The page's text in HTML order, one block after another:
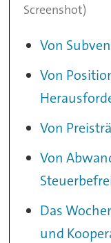
Screenshot)
Von
Von
Von
Von
Das
und